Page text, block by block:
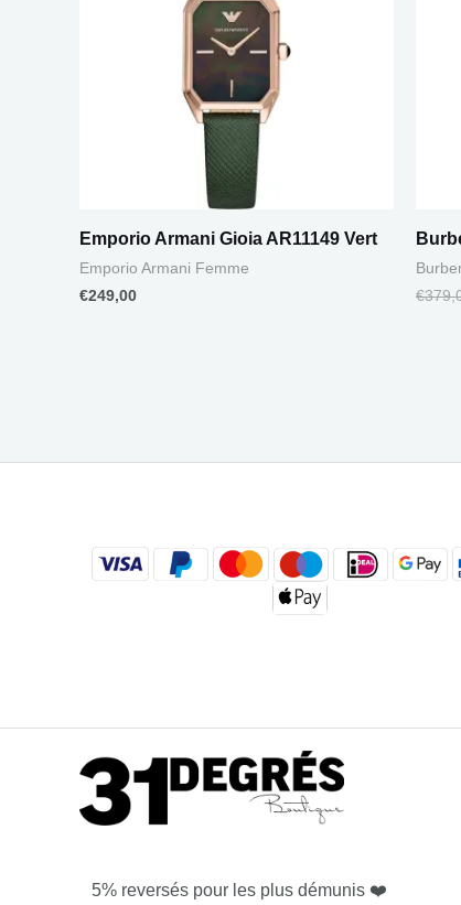
Emporio Armani Gioia AR11149 Vert
Emporio Armani Femme
€249,00 €
5% reversés pour les plus démunis ❤️